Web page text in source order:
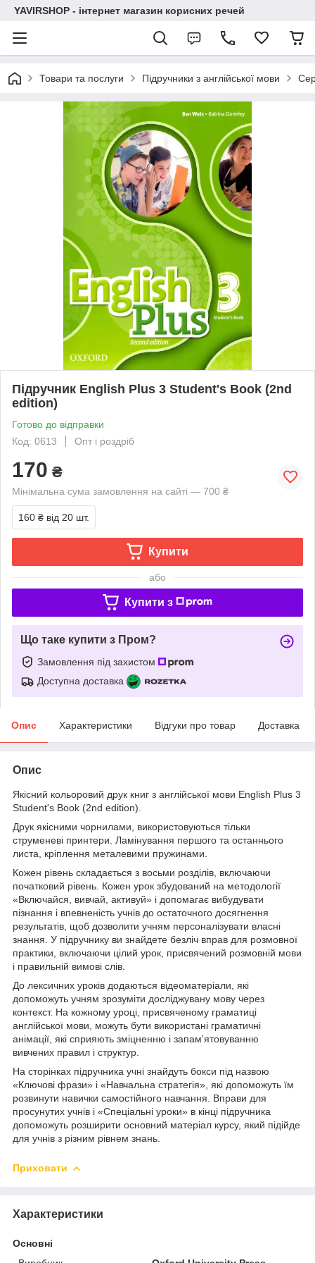
YAVIRSHOP - інтернет магазин корисних речей
Товари та послуги Підручники з англійської мови
Підручник English Plus 3 Student's Book (2nd
edition)
Готово до відправки
Код: 0613
Опт і роздріб
170 ₴
Мінімальна сума замовлення на сайті — 700 ₴
160 ₴ від 20 шт.
Купити
або
Купити з
Що таке купити з Пром?
Замовлення під захистом
Доступна доставка
Опис Характеристики Відгуки про товар Доставка
Опис
Якісний кольоровий друк книг з англійської мови English Plus 3
Student's Book (2nd edition).
Друк якісними чорнилами, використовуються тільки
струменеві принтери. Ламінування першого та останнього
листа, кріплення металевими пружинами.
Кожен рівень складається з восьми розділів, включаючи
початковий рівень. Кожен урок збудований на методології
«Включайся, вивчай, активуй» і допомагає вибудувати
пізнання і впевненість учнів до остаточного досягнення
результатів, щоб дозволити учням персоналізувати власні
знання. У підручнику ви знайдете безліч вправ для розмовної
практики, включаючи цілий урок, присвячений розмовній мови
і правильній вимові слів.
До лексичних уроків додаються відеоматеріали, які
допоможуть учням зрозуміти досліджувану мову через
контекст. На кожному уроці, присвяченому граматиці
англійської мови, можуть бути використані граматичні
анімації, які сприяють зміцненню і запам'ятовуванню
вивчених правил і структур.
На сторінках підручника учні знайдуть бокси під назвою
«Ключові фрази» і «Навчальна стратегія», які допоможуть їм
розвинути навички самостійного навчання. Вправи для
просунутих учнів і «Спеціальні уроки» в кінці підручника
допоможуть розширити основний матеріал курсу, який підійде
для учнів з різним рівнем знань.
Приховати
Характеристики
Основні